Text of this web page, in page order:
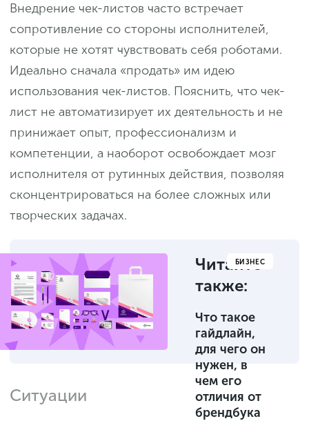
Внедрение чек-листов часто встречает
сопротивление со стороны исполнителей,
которые не хотят чувствовать себя роботами.
Идеально сначала «продать» им идею
использования чек-листов. Пояснить, что чек-
лист не автоматизирует их деятельность и не
принижает опыт, профессионализм и
компетенции, а наоборот освобождает мозг
исполнителя от рутинных действия, позволяя
сконцентрироваться на более сложных или
творческих задачах.
БИЗНЕС
Читайте
также:
Что такое
гайдлайн,
для чего он
нужен, в
чем его
отличия от
брендбука
Ситуации